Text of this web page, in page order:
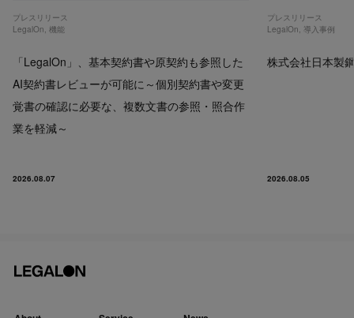
プレスリリース
LegalOn,機能
「LegalOn」、基本契約書や原契約も参照した
AI契約書レビューが可能に～個別契約書や変更
覚書の確認に必要な、複数文書の参照・照合作
業を軽減～
2026.08.07
プレスリリース
LegalOn, 導入事例
株式会社日本製
2026.08.05